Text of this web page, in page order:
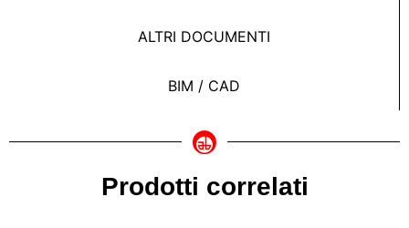
ALTRI DOCUMENTI
BIM / CAD
Prodotti correlati